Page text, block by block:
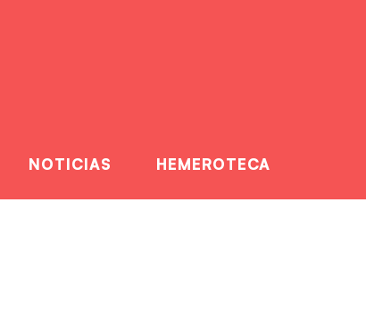
NOTICIAS
HEMEROTECA